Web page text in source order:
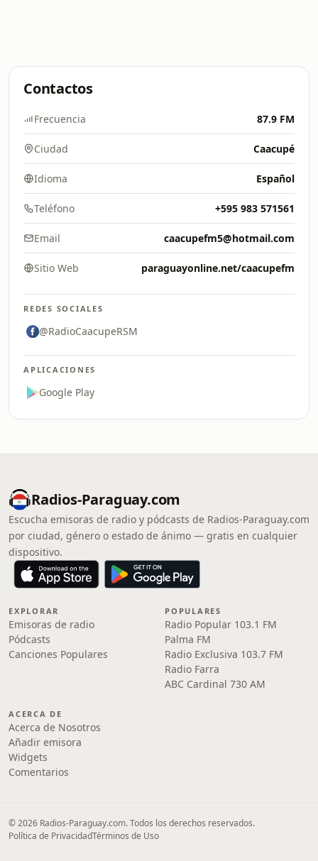
Contactos
Frecuencia 87.9 FM
Ciudad Caacupé
Idioma Español
Teléfono +595 983 571561
Email caacupefm5@hotmail.com
Sitio Web paraguayonline.net/caacupefm
REDES SOCIALES
@RadioCaacupeRSM
APLICACIONES
Google Play
Radios-Paraguay.com
Escucha emisoras de radio y pódcasts de Radios-Paraguay.com
por ciudad, género o estado de ánimo — gratis en cualquier
dispositivo.
EXPLORAR
Emisoras de radio
Pódcasts
Canciones Populares
POPULARES
Radio Popular 103.1 FM
Palma FM
Radio Exclusiva 103.7 FM
Radio Farra
ABC Cardinal 730 AM
ACERCA DE
Acerca de Nosotros
Añadir emisora
Widgets
Comentarios
© 2026 Radios-Paraguay.com. Todos los derechos reservados.
Política de PrivacidadTérminos de Uso